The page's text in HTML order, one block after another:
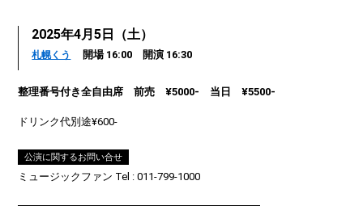
2025年4月5日（土）
札幌くう 開場 16:00 開演 16:30
整理番号付き全自由席 前売 ¥5000- 当日 ¥5500-
ドリンク代別途¥600-
公演に関するお問い合せ
ミュージックファン Tel : 011-799-1000